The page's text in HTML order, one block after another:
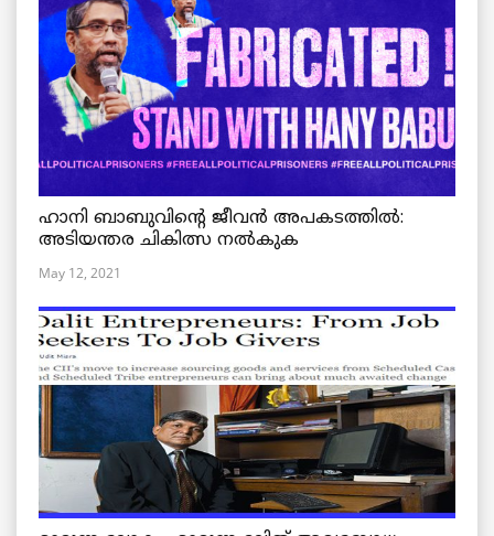
ഹാനി ബാബുവിന്റെ ജീവൻ അപകടത്തിൽ:
അടിയന്തര ചികിത്സ നൽകുക
May 12, 2021